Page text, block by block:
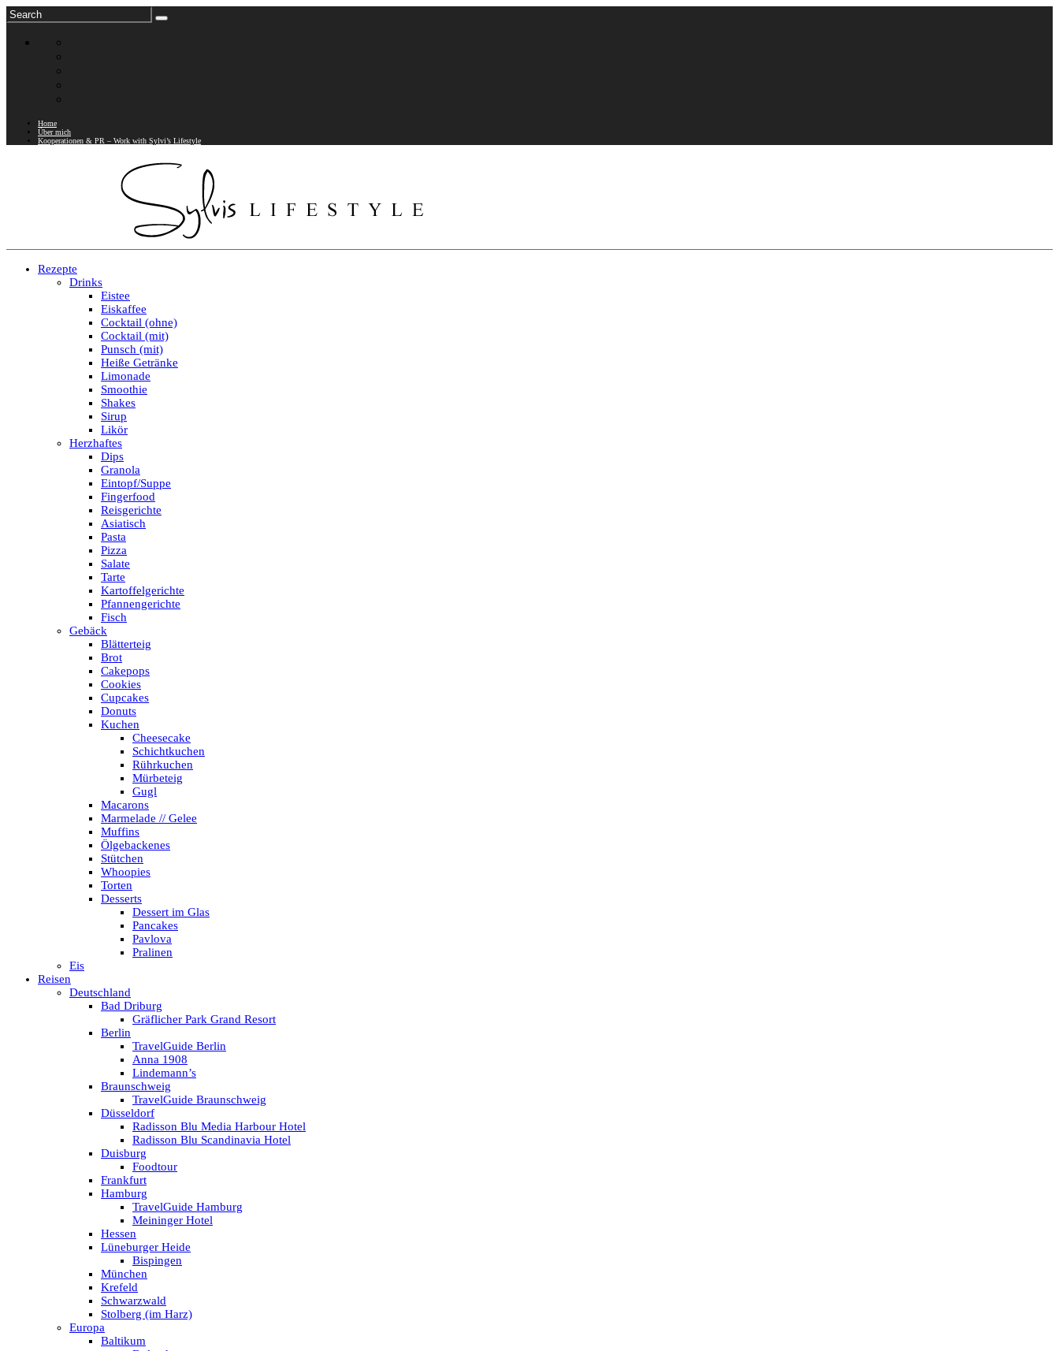
Home
Über mich
Kooperationen & PR – Work with Sylvi’s Lifestyle
Rezepte
Drinks
Eistee
Eiskaffee
Cocktail (ohne)
Cocktail (mit)
Punsch (mit)
Heiße Getränke
Limonade
Smoothie
Shakes
Sirup
Likör
Herzhaftes
Dips
Granola
Eintopf/Suppe
Fingerfood
Reisgerichte
Asiatisch
Pasta
Pizza
Salate
Tarte
Kartoffelgerichte
Pfannengerichte
Fisch
Gebäck
Blätterteig
Brot
Cakepops
Cookies
Cupcakes
Donuts
Kuchen
Cheesecake
Schichtkuchen
Rührkuchen
Mürbeteig
Gugl
Macarons
Marmelade // Gelee
Muffins
Ölgebackenes
Stütchen
Whoopies
Torten
Desserts
Dessert im Glas
Pancakes
Pavlova
Pralinen
Eis
Reisen
Deutschland
Bad Driburg
Gräflicher Park Grand Resort
Berlin
TravelGuide Berlin
Anna 1908
Lindemann’s
Braunschweig
TravelGuide Braunschweig
Düsseldorf
Radisson Blu Media Harbour Hotel
Radisson Blu Scandinavia Hotel
Duisburg
Foodtour
Frankfurt
Hamburg
TravelGuide Hamburg
Meininger Hotel
Hessen
Lüneburger Heide
Bispingen
München
Krefeld
Schwarzwald
Stolberg (im Harz)
Europa
Baltikum